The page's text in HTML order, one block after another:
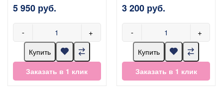
5 950 руб.
- +
Купить
Заказать в 1 клик
3 200 руб.
- +
Купить
Заказать в 1 клик